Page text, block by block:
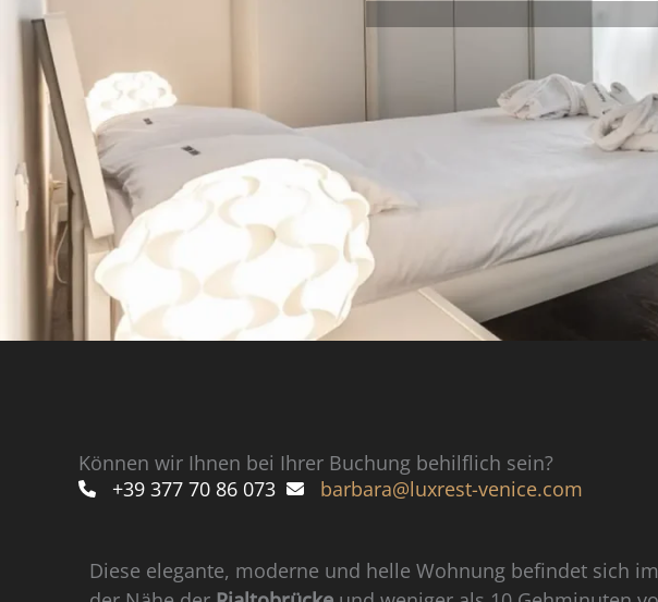
Können wir Ihnen bei Ihrer Buchung behilflich sein?
+39 377 70 86 073
barbara@luxrest-venice.com
Diese elegante, moderne und helle Wohnung befindet sich